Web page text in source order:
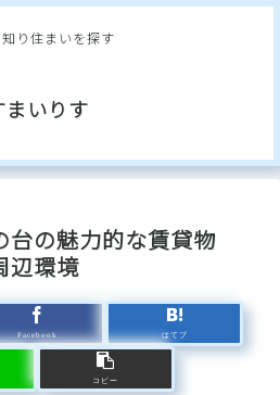
り住まいを探す
まいりす
台の魅力的な賃貸物
辺環境
Facebook はてブ
コピー